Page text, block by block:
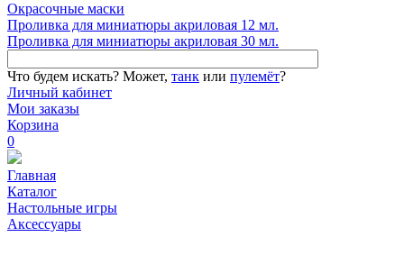
Окрасочные маски
Проливка для миниатюры акриловая 12 мл.
Проливка для миниатюры акриловая 30 мл.
Что будем искать? Может, танк или пулемёт?
Личный кабинет
Мои заказы
Корзина
0
Главная
Каталог
Настольные игры
Аксессуары